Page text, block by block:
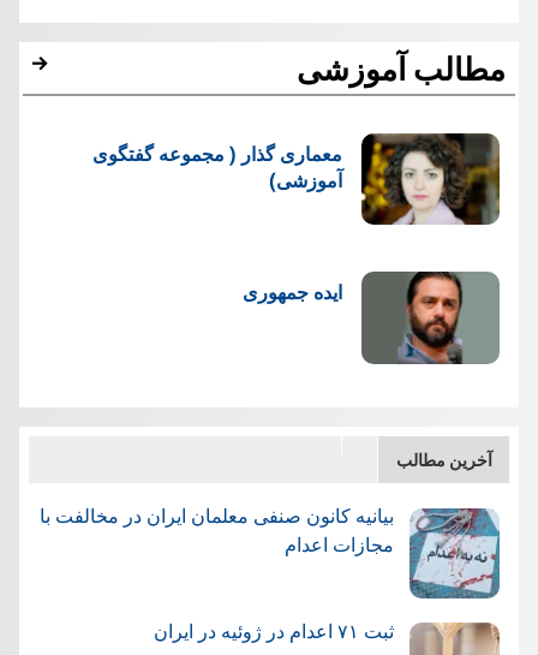
مطالب آموزشی
معماری گذار ( مجموعه گفتگوی
آموزشی)
ایده جمهوری
آخرین مطالب
بیانیه کانون صنفی معلمان ایران در مخالفت با
مجازات اعدام
ثبت ۷۱ اعدام در ژوئيه در ایران